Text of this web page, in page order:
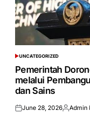
POSTED
IN
UNCATEGORIZED
Pemerintah
melalui
dan Sains
Posted
June 28, 2026Posted
Admin